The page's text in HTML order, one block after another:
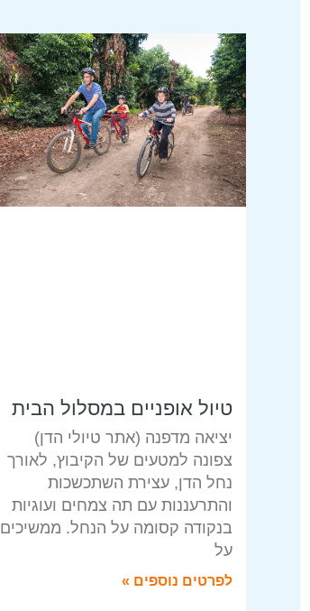
טיול אופניים במסלול הבית
יציאה מדפנה (אתר טיולי הדן)
צפונה למטעים של הקיבוץ, לאורך
נחל הדן, עצירת השתכשכות
והתרעננות עם תה צמחים ועוגיות
בנקודה קסומה על הנחל. ממשיכים
על
לפרטים נוספים »